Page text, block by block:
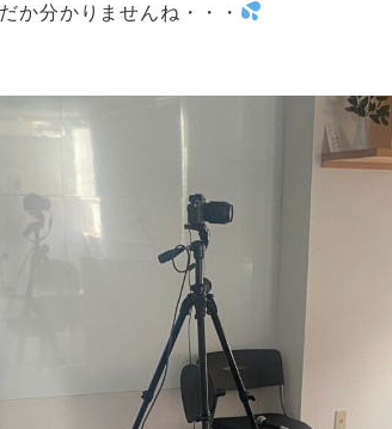
か分かりませんね・・・